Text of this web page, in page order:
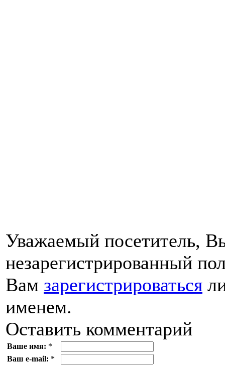
Уважаемый посетитель,
незарегистрированный
Вам зарегистрироваться
именем.
Оставить комментарий
Ваше имя: *
Ваш e-mail: *